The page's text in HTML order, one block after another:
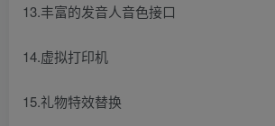
13.丰富的发音人音色接口
14.虚拟打印机
15.礼物特效替换